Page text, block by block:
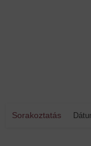
Sorakoztatás